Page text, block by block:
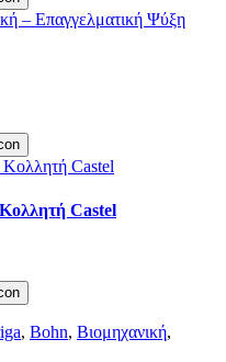
Castel
, Bohn, Βιομηχανική,